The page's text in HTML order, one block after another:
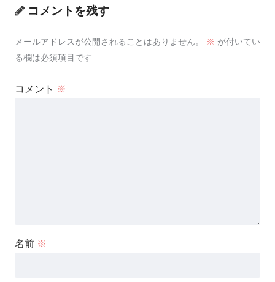
コメントを残す
メールアドレスが公開されることはありません。 ※ が付いてい
る欄は必須項目です
コメント ※
名前 ※